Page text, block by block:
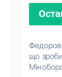
Федоров
що